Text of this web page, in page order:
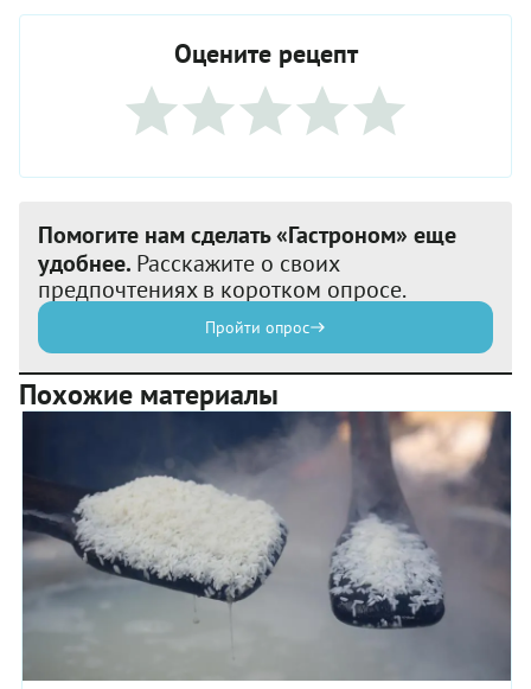
Оцените рецепт
Помогите нам сделать «Гастроном» еще
удобнее. Расскажите о своих
предпочтениях в коротком опросе.
Пройти опрос
Похожие материалы